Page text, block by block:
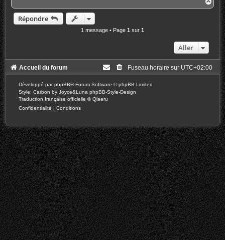
a
Répondre
1 message • Page 1 sur 1
Aller
Accueil du forum Fuseau horaire sur UTC+02:00
Développé parphpBB® Forum Software © phpBB Limited
Style: Carbon by Joyce&Luna phpBB-Style-Design
Traduction française officielle ©Qiaeru
Confidentialité | Conditions